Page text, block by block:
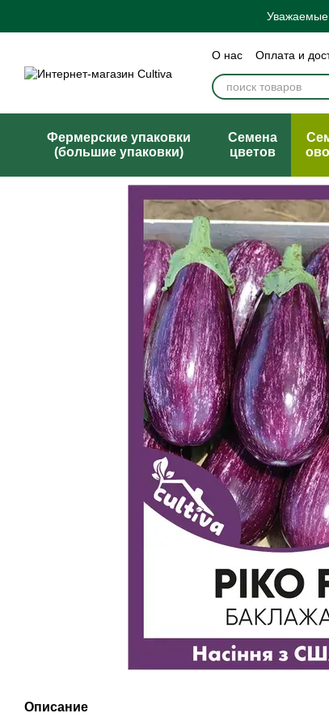
Уважаемые
О нас Оплата и
Бренды
Блог
Договор
Фермерские упаковки
(большие упаковки)
Семена
цветов
Описание